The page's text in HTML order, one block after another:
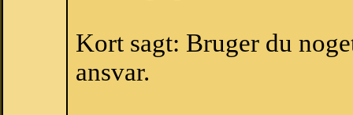
Kort sagt: Bruger du
ansvar.